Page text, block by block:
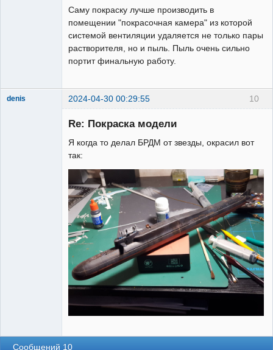
Саму покраску лучше производить в
помещении "покрасочная камера" из которой
системой вентиляции удаляется не только пары
растворителя, но и пыль. Пыль очень сильно
портит финальную работу.
10
denis 2024-04-30 00:29:55
Re: Покраска модели
Я когда то делал БРДМ от звезды, окрасил вот
так:
Сообщений 10